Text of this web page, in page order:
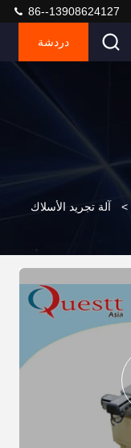
86--13908624127
دردشة
> آلة تجريد الأسلاك